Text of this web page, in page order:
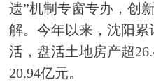
遗”机制专窗专办，创
解。今年以来，沈阳累
活，盘活土地房产超
20.94亿元。